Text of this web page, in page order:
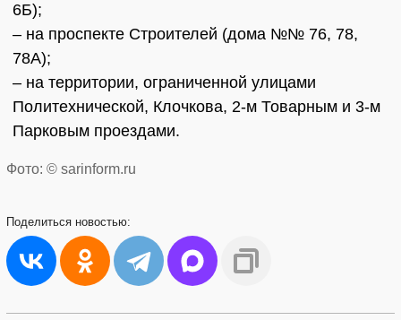
6Б);
– на проспекте Строителей (дома №№ 76, 78,
78А);
– на территории, ограниченной улицами
Политехнической, Клочкова, 2-м Товарным и 3-м
Парковым проездами.
Фото: © sarinform.ru
Поделиться новостью: